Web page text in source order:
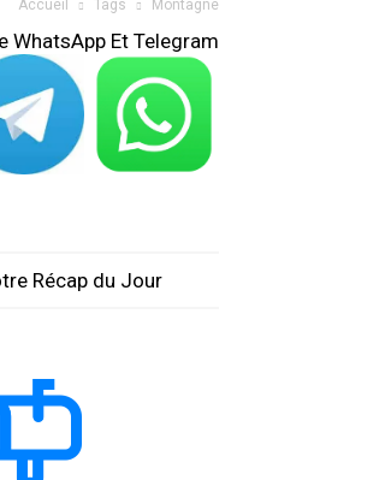
Accueil Tags Montagne
WhatsApp Et Telegram
Récap du Jour